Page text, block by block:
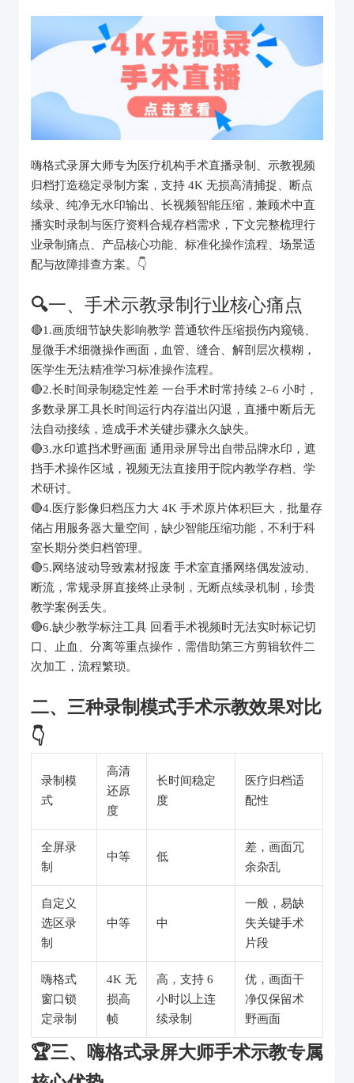
嗨格式录屏大师专为医疗机构手术直播录制、示教视频
归档打造稳定录制方案，支持 4K 无损高清捕捉、断点
续录、纯净无水印输出、长视频智能压缩，兼顾术中直
播实时录制与医疗资料合规存档需求，下文完整梳理行
业录制痛点、产品核心功能、标准化操作流程、场景适
配与故障排查方案。👇️
🔍一、手术示教录制行业核心痛点
🔴1.画质细节缺失影响教学 普通软件压缩损伤内窥镜、
显微手术细微操作画面，血管、缝合、解剖层次模糊，
医学生无法精准学习标准操作流程。
🔴2.长时间录制稳定性差 一台手术时常持续 2–6 小时，
多数录屏工具长时间运行内存溢出闪退，直播中断后无
法自动接续，造成手术关键步骤永久缺失。
🔴3.水印遮挡术野画面 通用录屏导出自带品牌水印，遮
挡手术操作区域，视频无法直接用于院内教学存档、学
术研讨。
🔴4.医疗影像归档压力大 4K 手术原片体积巨大，批量存
储占用服务器大量空间，缺少智能压缩功能，不利于科
室长期分类归档管理。
🔴5.网络波动导致素材报废 手术室直播网络偶发波动、
断流，常规录屏直接终止录制，无断点续录机制，珍贵
教学案例丢失。
🔴6.缺少教学标注工具 回看手术视频时无法实时标记切
口、止血、分离等重点操作，需借助第三方剪辑软件二
次加工，流程繁琐。
二、三种录制模式手术示教效果对比
👇️
录制模
式
高清
还原
度
长时间稳定
度
医疗归档适
配性
全屏录
制
中等 低
差，画面冗
余杂乱
自定义
选区录
制
中等 中
一般，易缺
失关键手术
片段
嗨格式
窗口锁
定录制
4K 无
损高
帧
高，支持 6
小时以上连
续录制
优，画面干
净仅保留术
野画面
🏆三、嗨格式录屏大师手术示教专属